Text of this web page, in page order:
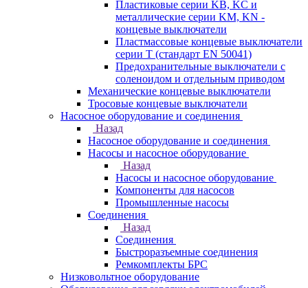
Пластиковые серии KB, KC и
металлические серии KM, KN -
концевые выключатели
Пластмассовые концевые выключатели
серии T (стандарт EN 50041)
Предохранительные выключатели с
соленоидом и отдельным приводом
Механические концевые выключатели
Тросовые концевые выключатели
Насосное оборудование и соединения
Назад
Насосное оборудование и соединения
Насосы и насосное оборудование
Назад
Насосы и насосное оборудование
Компоненты для насосов
Промышленные насосы
Соединения
Назад
Соединения
Быстроразъемные соединения
Ремкомплекты БРС
Низковольтное оборудование